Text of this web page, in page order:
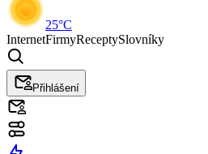
25°C
InternetFirmyReceptySlovníky
Přihlášení